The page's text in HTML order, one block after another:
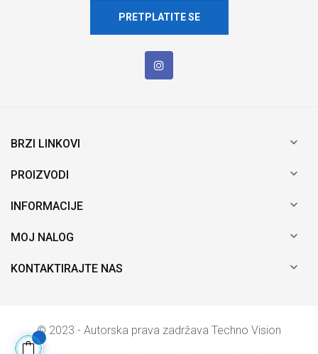
PRETPLATITE SE
BRZI LINKOVI 
PROIZVODI 
INFORMACIJE 
MOJ NALOG 
KONTAKTIRAJTE NAS 
© 2023 - Autorska prava zadržava Techno Vision